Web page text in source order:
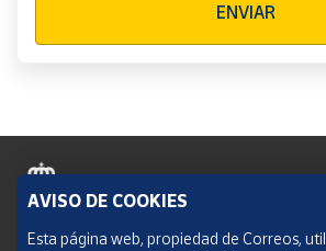
ENVIAR
Política de cookies
AVISO DE COOKIES
Esta página web, propiedad de Correos,